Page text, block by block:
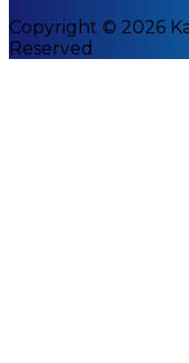
Copyright © 2026
Reserved